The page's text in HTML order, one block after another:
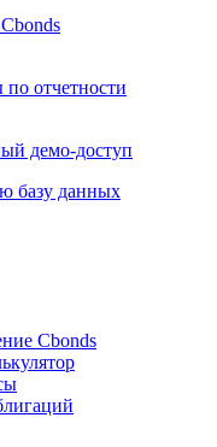
базу данных
Cbonds